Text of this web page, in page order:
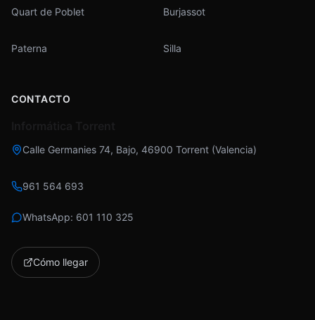
Quart de Poblet Burjassot
Paterna Silla
CONTACTO
Calle Germanies 74, Bajo, 46900 Torrent (Valencia)
961 564 693
WhatsApp: 601 110 325
Cómo llegar